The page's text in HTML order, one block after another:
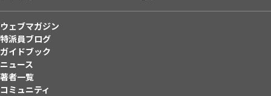
ウェブマガジン
特派員ブログ
ガイドブック
ニュース
著者一覧
コミュニティ